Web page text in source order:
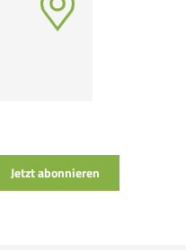
Jetzt abonnieren